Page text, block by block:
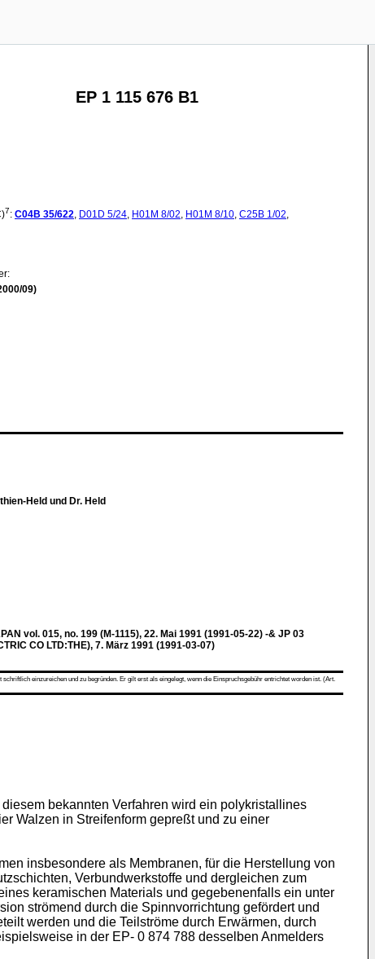
EP 1 115 676 B1
7: C04B 35/622, D01D 5/24, H01M 8/02, H01M 8/10, C25B 1/02,
09)
Held und Dr. Held
vol. 015, no. 199 (M-1115), 22. Mai 1991 (1991-05-22) -& JP 03
CO LTD:THE), 7. März 1991 (1991-03-07)
einzureichen und zu begründen. Er gilt erst als eingelegt, wenn die Einspruchsgebühr entrichtet worden ist. (Art.
bekannten Verfahren wird ein polykristallines
Walzen in Streifenform gepreßt und zu einer
insbesondere als Membranen, für die Herstellung von
Verbundwerkstoffe und dergleichen zum
keramischen Materials und gegebenenfalls ein unter
strömend durch die Spinnvorrichtung gefördert und
werden und die Teilströme durch Erwärmen, durch
in der EP- 0 874 788 desselben Anmelders